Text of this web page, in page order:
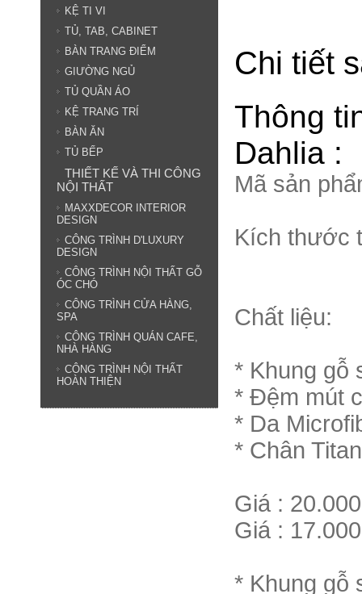
Chi tiết
Thông
Dahlia :
Mã sản
Kích thước
Chất liệu:
* Khung gỗ
* Đệm mút
* Da
* Chân
Giá :
Giá :
* Khung gỗ
KỆ TI VI
TỦ, TAB, CABINET
BÀN TRANG ĐIỂM
GIƯỜNG NGỦ
TỦ QUẦN ÁO
KỆ TRANG TRÍ
BÀN ĂN
TỦ BẾP
THIẾT KẾ VÀ THI CÔNG
NỘI THẤT
MAXXDECOR INTERIOR
DESIGN
CÔNG TRÌNH D'LUXURY
DESIGN
CÔNG TRÌNH NỘI THẤT GỖ
ÓC CHÓ
CÔNG TRÌNH CỬA HÀNG,
SPA
CÔNG TRÌNH QUÁN CAFE,
NHÀ HÀNG
CÔNG TRÌNH NỘI THẤT
HOÀN THIỆN